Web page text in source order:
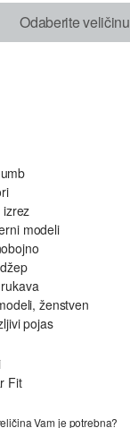
Odaberite veličinu
izrez
modeli
ženstven
pojas
Fit
Vam je potrebna?